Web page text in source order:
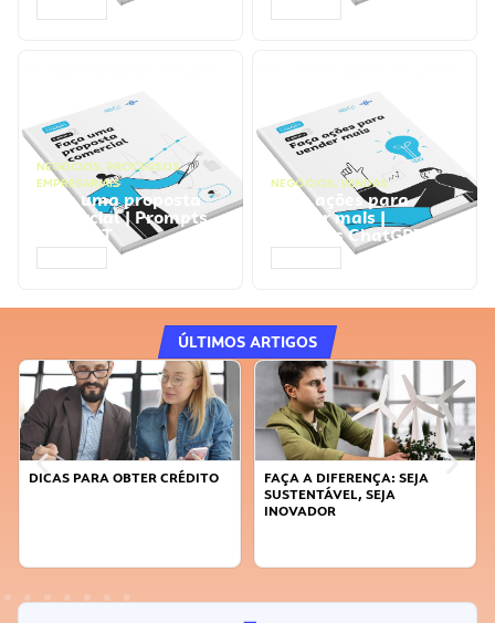
NEGÓCIOS, PROCESSOS
EMPRESARIAIS
Faça uma proposta
comercial | Prompts
ChatGPT
NEGÓCIOS, VENDAS
Faça ações para
vender mais |
Prompts ChatGPT
ÚLTIMOS ARTIGOS
DICAS PARA OBTER CRÉDITO
FAÇA A DIFERENÇA: SEJA
SUSTENTÁVEL, SEJA
INOVADOR